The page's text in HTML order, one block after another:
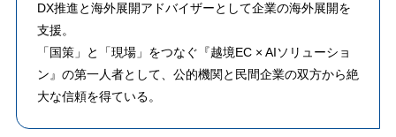
DX推進と海外展開アドバイザーとして企業の海外展開を
支援。
「国策」と「現場」をつなぐ『越境EC × AIソリューショ
ン』の第一人者として、公的機関と民間企業の双方から絶
大な信頼を得ている。